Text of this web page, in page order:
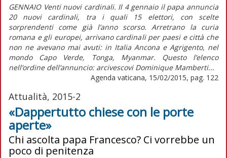
GENNAIO Venti nuovi cardinali. Il 4 gennaio il papa annuncia
20 nuovi cardinali, tra i quali 15 elettori, con scelte
sorprendenti come già l’anno scorso. Arretrano la curia
romana e gli europei, arrivano cardinali per paesi e città che
non ne avevano mai avuti: in Italia Ancona e Agrigento, nel
mondo Capo Verde, Tonga, Myanmar. Questo l’elenco
nell’ordine dell’annuncio: arcivescovi Dominique Mamberti...
Agenda vaticana, 15/02/2015, pag. 122
Attualità, 2015-2
«Dappertutto chiese con le porte
aperte»
Chi ascolta papa Francesco? Ci vorrebbe un
poco di penitenza